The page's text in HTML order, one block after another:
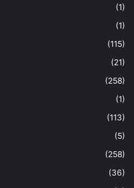
(1)
(1)
(115)
(21)
(258)
(1)
(113)
(5)
(258)
(36)